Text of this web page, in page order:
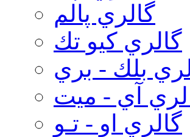
گالري پالم
گالري كيو تك
بلك - بري
آي - ميت
گالري او - تـو